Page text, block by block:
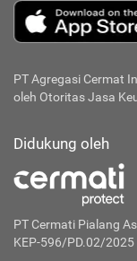
PT Agregasi Cermat
oleh Otoritas Jasa
Didukung oleh
PT Cermati Pialang
KEP-596/PD.02/2025